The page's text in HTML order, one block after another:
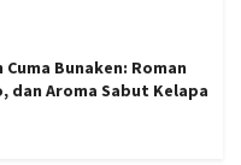
Bunaken: Roman
dan Aroma Sabut Kelapa